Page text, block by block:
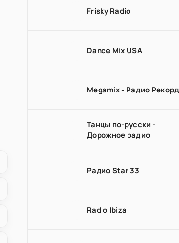
Frisky Radio
Dance Mix USA
Megamix - Радио Рекорд
Танцы по-русски -
Дорожное радио
Радио Star 33
Radio Ibiza